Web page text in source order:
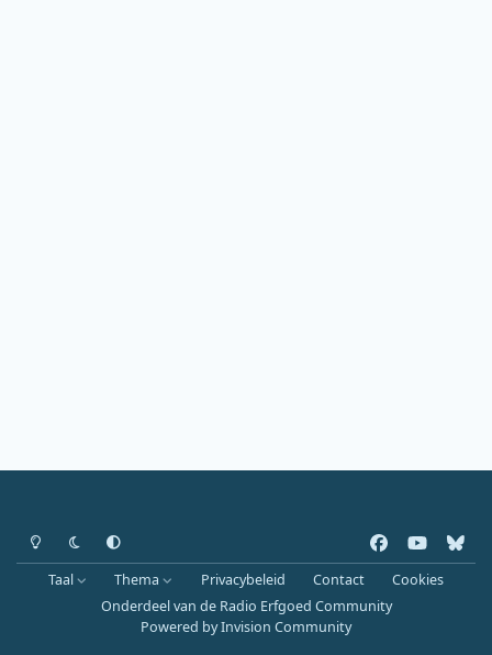
Heldere modus
Donkere modus
Systeemvoorkeur
a
c
e
o
u
b
l
u
Taal Thema Privacybeleid Contact
Cookies
Onderdeel van de Radio Erfgoed Community
Powered byInvision Community